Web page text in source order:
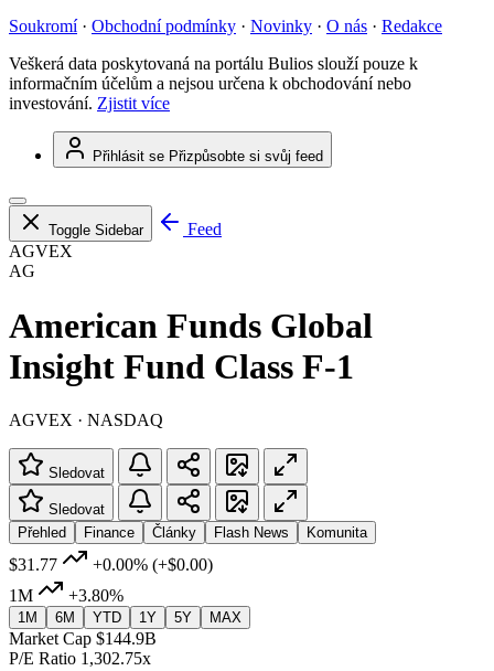
Soukromí · Obchodní podmínky · Novinky · O nás · Redakce
Veškerá data poskytovaná na portálu Bulios slouží pouze k
informačním účelům a nejsou určena k obchodování nebo
investování. Zjistit více
Přihlásit se Přizpůsobte si svůj feed
Toggle Sidebar
Feed
AGVEX
AG
American Funds Global
Insight Fund Class F-1
AGVEX · NASDAQ
Sledovat
Sledovat
Přehled
Finance Články Flash News Komunita
$31.77 +0.00% (+$0.00)
1M
+3.80%
1M 6M YTD 1Y 5Y MAX
Market Cap $144.9B
P/E Ratio 1,302.75x